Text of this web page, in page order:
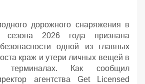
дорожного снаряжения в
сезона 2026 года признана
одной из главных
краж и утери личных вещей в
терминалах. Как сообщил
агентства Get Licensed